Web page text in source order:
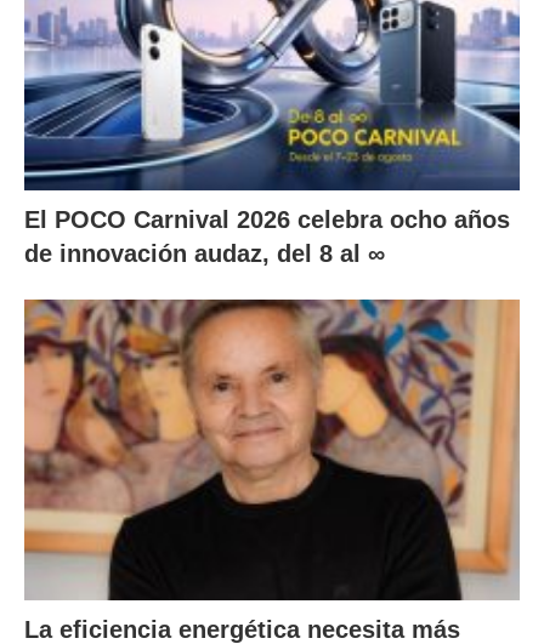
El POCO Carnival 2026 celebra ocho años
de innovación audaz, del 8 al ∞
La eficiencia energética necesita más